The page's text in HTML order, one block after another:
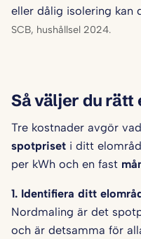
eller dålig isolering kan
SCB, hushållsel 2024.
Så väljer du rätt
Tre kostnader avgör
spotpriset i ditt
per kWh och en fast
1. Identifiera ditt
Nordmaling är det
och är detsamma för